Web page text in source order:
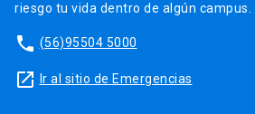
riesgo tu vida dentro de algún campus.
phone (56)95504 5000
launch Ir al sitio de Emergencias